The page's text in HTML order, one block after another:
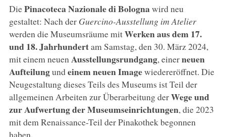
DiePinacoteca Nazionale di Bolognawird neu
gestaltet: Nach der Guercino-Ausstellung im Atelier
werden die Museumsräume mitWerken aus dem 17.
und 18. Jahrhundertam Samstag, den 30. März 2024,
mit einem neuen Ausstellungsrundgang, einerneuen
Aufteilungundeinem neuen Imagewiedereröffnet. Die
Neugestaltung dieses Teils des Museums ist Teil der
allgemeinen Arbeiten zur Überarbeitung derWege und
zur Aufwertung der Museumseinrichtungen, die 2023
mit dem Renaissance-Teil der Pinakothek begonnen
haben.